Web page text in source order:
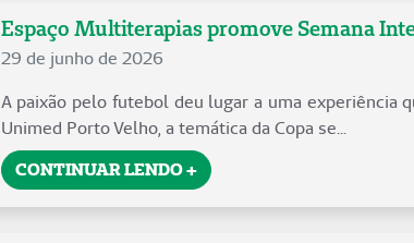
Espaço Multiterapias promove Semana
29 de junho de 2026
A paixão pelo futebol deu lugar a uma experiência
Unimed Porto Velho, a temática da Copa se...
CONTINUAR LENDO +